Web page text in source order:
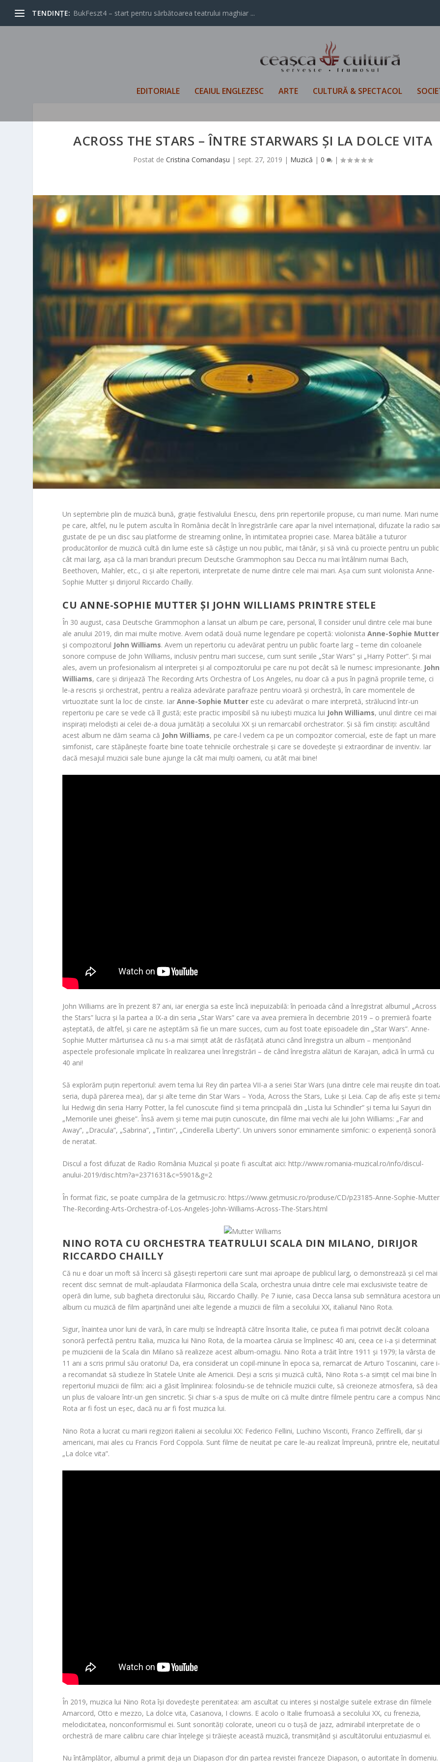
TENDINȚE: BukFeszt4 – start pentru sărbătoarea teatrului maghiar ...
EDITORIALE CEAIUL ENGLEZESC ARTE CULTURĂ & SPECTACOL
ACROSS THE STARS – ÎNTRE STARWARS ȘI LA DOLCE VITA
Postat de Cristina Comandaşu | sept. 27, 2019 | Muzică | 0 |
Un septembrie plin de muzică bună, grație festivalului Enescu, dens prin repertoriile propuse, cu mari nume. Mari nume
pe care, altfel, nu le putem asculta în România decât în înregistrările care apar la nivel internațional, difuzate la radio
gustate de pe un disc sau platforme de streaming online, în intimitatea propriei case. Marea bătălie a tuturor
producătorilor de muzică cultă din lume este să câștige un nou public, mai tânăr, și să vină cu proiecte pentru un public
cât mai larg, așa că la mari branduri precum Deutsche Grammophon sau Decca nu mai întâlnim numai Bach,
Beethoven, Mahler, etc., ci și alte repertorii, interpretate de nume dintre cele mai mari. Așa cum sunt violonista Anne-
Sophie Mutter și dirijorul Riccardo Chailly.
CU ANNE-SOPHIE MUTTER ȘI JOHN WILLIAMS PRINTRE STELE
În 30 august, casa Deutsche Grammophon a lansat un album pe care, personal, îl consider unul dintre cele mai bune
ale anului 2019, din mai multe motive. Avem odată două nume legendare pe copertă: violonistaAnne-Sophie Mutter
și compozitorul John Williams. Avem un repertoriu cu adevărat pentru un public foarte larg – teme din coloanele
sonore compuse de John Williams, inclusiv pentru mari succese, cum sunt seriile „Star Wars” și „Harry Potter”. Și mai
ales, avem un profesionalism al interpretei și al compozitorului pe care nu pot decât să le numesc impresionante. John
Williams, care și dirijează The Recording Arts Orchestra of Los Angeles, nu doar că a pus în pagină propriile teme, ci
le-a rescris și orchestrat, pentru a realiza adevărate parafraze pentru vioară și orchestră, în care momentele de
virtuozitate sunt la loc de cinste. IarAnne-Sophie Mutter este cu adevărat o mare interpretă, strălucind într-un
repertoriu pe care se vede că îl gustă; este practic imposibil să nu iubești muzica lui John Williams, unul dintre cei mai
inspirați melodiști ai celei de-a doua jumătăți a secolului XX și un remarcabil orchestrator. Și să fim cinstiți: ascultând
acest album ne dăm seama că John Williams, pe care-l vedem ca pe un compozitor comercial, este de fapt un mare
simfonist, care stăpânește foarte bine toate tehnicile orchestrale și care se dovedește și extraordinar de inventiv. Iar
dacă mesajul muzicii sale bune ajunge la cât mai mulți oameni, cu atât mai bine!
John Williams are în prezent 87 ani, iar energia sa este încă inepuizabilă: în perioada când a înregistrat albumul „Across
the Stars” lucra și la partea a IX-a din seria „Star Wars” care va avea premiera în decembrie 2019 – o premieră foarte
așteptată, de altfel, și care ne așteptăm să fie un mare succes, cum au fost toate episoadele din „Star Wars”.Anne-
Sophie Mutter mărturisea că nu s-a mai simțit atât de răsfățată atunci când înregistra un album – menționând
aspectele profesionale implicate în realizarea unei înregistrări – de când înregistra alături de Karajan, adică în urmă cu
40 ani!
Să explorăm puțin repertoriul: avem tema lui Rey din partea VII-a a seriei Star Wars (una dintre cele mai reușite din
seria, după părerea mea), dar și alte teme din Star Wars – Yoda, Across the Stars, Luke și Leia. Cap de afiș este și
lui Hedwig din seria Harry Potter, la fel cunoscute fiind și tema principală din „Lista lui Schindler” și tema lui Sayuri din
„Memoriile unei gheise”. Însă avem și teme mai puțin cunoscute, din filme mai vechi ale lui John Williams: „Far and
Away”, „Dracula”, „Sabrina”, „Tintin”, „Cinderella Liberty”. Un univers sonor eminamente simfonic: o experiență sonoră
de neratat.
Discul a fost difuzat de Radio România Muzical și poate fi ascultat aici: http://www.romania-muzical.ro/info/discul-
anului-2019/disc.htm?a=2371631&c=5901&g=2
În format fizic, se poate cumpăra de la getmusic.ro: https://www.getmusic.ro/produse/CD/p23185-Anne-Sophie-
The-Recording-Arts-Orchestra-of-Los-Angeles-John-Williams-Across-The-Stars.html
NINO ROTA CU ORCHESTRA TEATRULUI SCALA DIN MILANO, DIRIJOR
RICCARDO CHAILLY
Că nu e doar un moft să încerci să găsești repertorii care sunt mai aproape de publicul larg, o demonstrează și cel mai
recent disc semnat de mult-aplaudata Filarmonica della Scala, orchestra unuia dintre cele mai exclusiviste teatre de
operă din lume, sub bagheta directorului său, Riccardo Chailly. Pe 7 iunie, casa Decca lansa sub semnătura acestora
album cu muzică de film aparținând unei alte legende a muzicii de film a secolului XX, italianul Nino Rota.
Sigur, înaintea unor luni de vară, în care mulți se îndreaptă către însorita Italie, ce putea fi mai potrivit decât coloana
sonoră perfectă pentru Italia, muzica lui Nino Rota, de la moartea căruia se împlinesc 40 ani, ceea ce i-a și determinat
pe muzicienii de la Scala din Milano să realizeze acest album-omagiu. Nino Rota a trăit între 1911 și 1979; la vârsta de
11 ani a scris primul său oratoriu! Da, era considerat un copil-minune în epoca sa, remarcat de Arturo Toscanini, care i-
a recomandat să studieze în Statele Unite ale Americii. Deși a scris și muzică cultă, Nino Rota s-a simțit cel mai bine în
repertoriul muzicii de film: aici a găsit împlinirea: folosindu-se de tehnicile muzicii culte, să creioneze atmosfera, să dea
un plus de valoare într-un gen sincretic. Și chiar s-a spus de multe ori că multe dintre filmele pentru care a compus
Rota ar fi fost un eșec, dacă nu ar fi fost muzica lui.
Nino Rota a lucrat cu marii regizori italieni ai secolului XX: Federico Fellini, Luchino Visconti, Franco Zeffirelli, dar și
americani, mai ales cu Francis Ford Coppola. Sunt filme de neuitat pe care le-au realizat împreună, printre ele, neuitatul
„La dolce vita”.
În 2019, muzica lui Nino Rota își dovedește perenitatea: am ascultat cu interes și nostalgie suitele extrase din filmele
Amarcord, Otto e mezzo, La dolce vita, Casanova, I clowns. E acolo o Italie frumoasă a secolului XX, cu frenezia,
melodicitatea, nonconformismul ei. Sunt sonorități colorate, uneori cu o tușă de jazz, admirabil interpretate de o
orchestră de mare calibru care chiar înțelege și trăiește această muzică, transmițând și ascultătorului entuziasmul ei.
Nu întâmplător, albumul a primit deja un Diapason d’or din partea revistei franceze Diapason, o autoritate în domeniu.